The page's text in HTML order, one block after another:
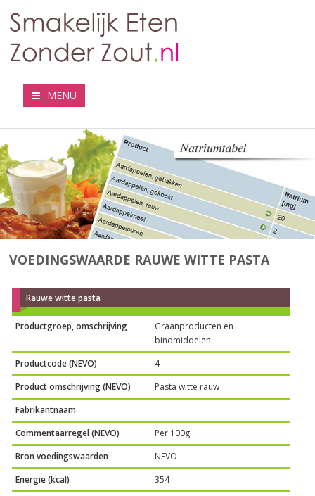
MENU
VOEDINGSWAARDE RAUWE WITTE PASTA
Rauwe witte pasta
Productgroep, omschrijving
Graanproducten en
bindmiddelen
Productcode (NEVO)
4
Product omschrijving (NEVO)
Pasta witte rauw
Fabrikantnaam
Commentaarregel (NEVO)
Per 100g
Bron voedingswaarden
NEVO
Energie (kcal)
354